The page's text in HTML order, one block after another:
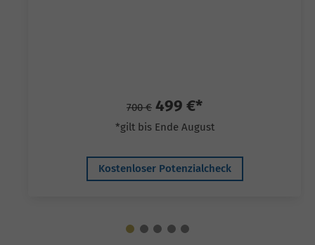
700 € 499 €*
*gilt bis Ende August
Kostenloser Potenzialcheck